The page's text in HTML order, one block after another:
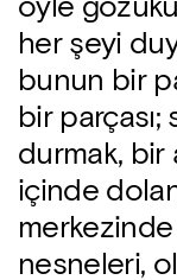
öyle
her şeyi
bunun bir
bir
durmak, bir
içinde
nesneleri,